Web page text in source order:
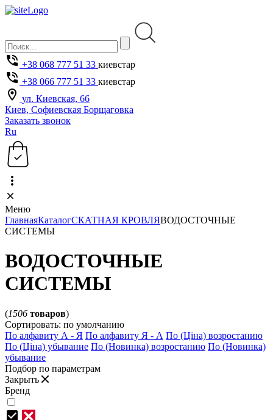
+38 068 777 51 33 киевстар
+38 066 777 51 33 киевстар
ул. Киевская, 66
Киев, Софиевская Борщаговка
Заказать звонок
Ru
Меню
ГлавнаяКаталогСКАТНАЯ КРОВЛЯВОДОСТОЧНЫЕ
СИСТЕМЫ
ВОДОСТОЧНЫЕ
СИСТЕМЫ
(1506 товаров)
Сортировать: по умолчанию
По алфавиту А - Я По алфавиту Я - А По (Ціна) возростанию
По (Ціна) убывание По (Новинка) возростанию По (Новинка)
убывание
Подбор по параметрам
Закрыть
Бренд